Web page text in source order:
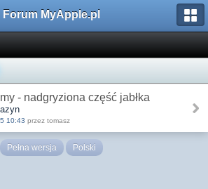
Forum MyApple.pl
- nadgryziona część jabłka
10:43 przez tomasz
Pełna wersja Polski